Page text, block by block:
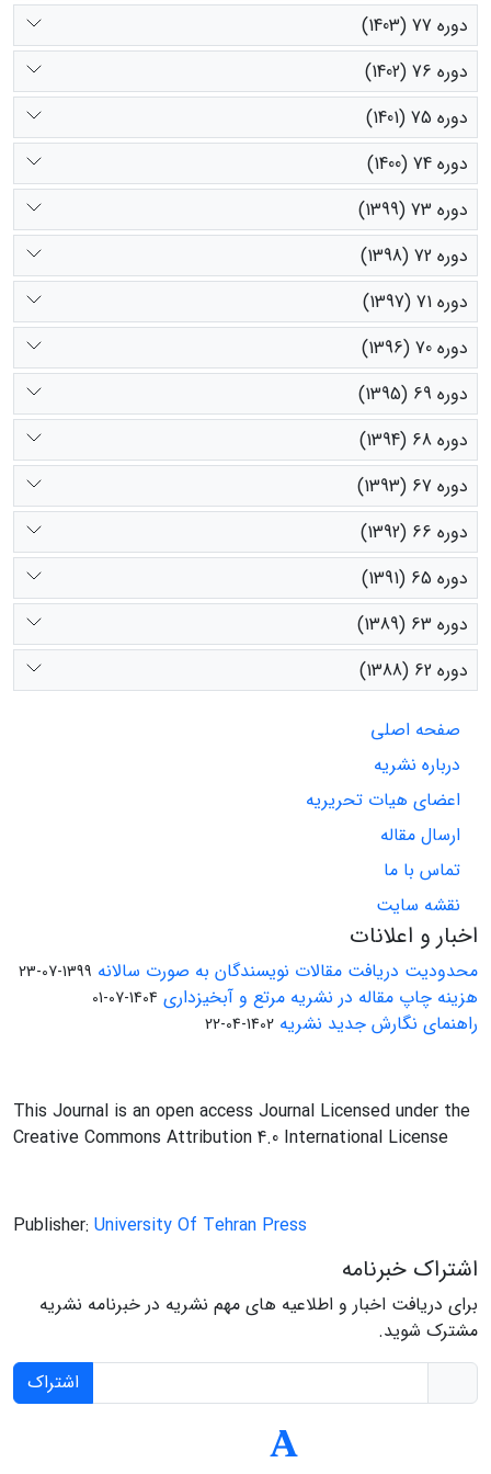
دوره 77 (1403)
دوره 76 (1402)
دوره 75 (1401)
دوره 74 (1400)
دوره 73 (1399)
دوره 72 (1398)
دوره 71 (1397)
دوره 70 (1396)
دوره 69 (1395)
دوره 68 (1394)
دوره 67 (1393)
دوره 66 (1392)
دوره 65 (1391)
دوره 63 (1389)
دوره 62 (1388)
صفحه اصلی
درباره نشریه
اعضای هیات تحریریه
ارسال مقاله
تماس با ما
نقشه سایت
اخبار و اعلانات
محدودیت دریافت مقالات نویسندگان به صورت سالانه 1399-07-23
هزینه چاپ مقاله در نشریه مرتع و آبخیزداری 1404-07-01
راهنمای نگارش جدید نشریه 1402-04-22
This Journal is an open access Journal Licensed under the
Creative Commons Attribution 4.0 International License
Publisher: University Of Tehran Press
اشتراک خبرنامه
برای دریافت اخبار و اطلاعیه های مهم نشریه در خبرنامه نشریه
مشترک شوید.
اشتراک